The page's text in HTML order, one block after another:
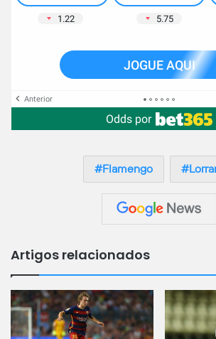
1.22 5.75
JOGUE AQUI
Anterior
Odds por
Flamengo
Artigos relacionados